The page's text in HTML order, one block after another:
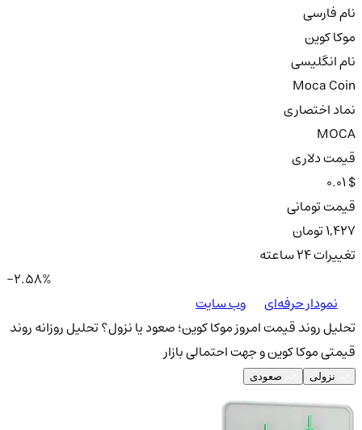
نام فارسی
موکا کوین
نام انگلیسی
Moca Coin
نماد اختصاری
MOCA
قیمت دلاری
0.01 $
قیمت تومانی
1,427 تومان
تغییرات ۲۴ ساعته
-2.58%
نمودار حرفه‌ای
وب سایت
تحلیل روند قیمت امروز موکا کوین؛ صعود یا نزول؟تحلیل روزانه روند
قیمتی موکا کوین و جهت احتمالی بازار
نزولی صعودی